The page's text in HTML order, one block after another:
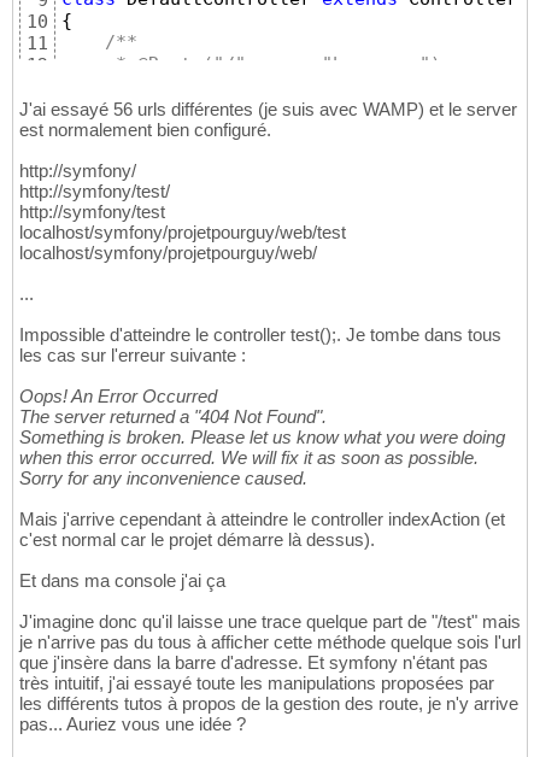
10
11
12
14
15
17
18
19
20
21
23
25
27
28
29
30
{
/**
* @Route("/", name="homepage")
public
function indexAction(Request
{
return
]);
}
* @Route("/test")
*/
public
function
{
echo
'heeelooooo'
}
}
J'ai essayé 56 urls différentes (je suis avec WAMP) et le server
est normalement bien configuré.
http://symfony/
http://symfony/test/
http://symfony/test
localhost/symfony/projetpourguy/web/test
localhost/symfony/projetpourguy/web/
...
Impossible d'atteindre le controller test();. Je tombe dans tous
les cas sur l'erreur suivante :
Oops! An Error Occurred
The server returned a "404 Not Found".
Something is broken. Please let us know what you were doing
when this error occurred. We will fix it as soon as possible.
Sorry for any inconvenience caused.
Mais j'arrive cependant à atteindre le controller indexAction (et
c'est normal car le projet démarre là dessus).
Et dans ma console j'ai ça
J'imagine donc qu'il laisse une trace quelque part de "/test" mais
je n'arrive pas du tous à afficher cette méthode quelque sois l'url
que j'insère dans la barre d'adresse. Et symfony n'étant pas
très intuitif, j'ai essayé toute les manipulations proposées par
les différents tutos à propos de la gestion des route, je n'y arrive
pas... Auriez vous une idée ?